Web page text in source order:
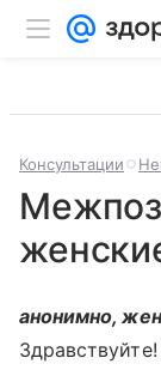
Консультации
анонимно,